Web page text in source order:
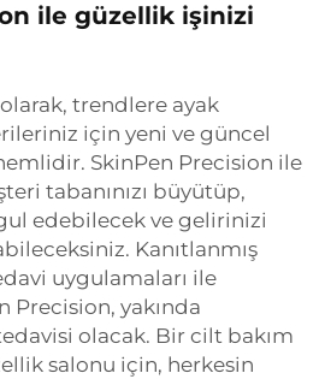
ile güzellik işinizi
trendlere ayak
için yeni ve güncel
SkinPen Precision ile
tabanınızı büyütüp,
edebilecek ve gelirinizi
Kanıtlanmış
uygulamaları ile
Precision, yakında
olacak. Bir cilt bakım
salonu için, herkesin